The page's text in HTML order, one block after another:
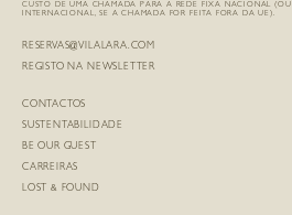
CUSTO DE UMA CHAMADA PARA A REDE FIXA NACIONAL (OU
INTERNACIONAL, SE A CHAMADA FOR FEITA FORA DA UE).
RESERVAS@VILALARA.COM
REGISTO NA NEWSLETTER
CONTACTOS
SUSTENTABILIDADE
BE OUR GUEST
CARREIRAS
LOST & FOUND